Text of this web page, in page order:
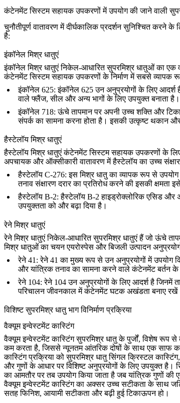
कंटेनमेंट सिस्टम सहायक उपकरणों में उपयोग की जाने वाली
चुनौतीपूर्ण वातावरण में दीर्घकालिक प्रदर्शन सुनिश्चित
है:
इंकॉनेल मिश्र धातुएं
इंकॉनेल मिश्र धातुएंनिकेल-आधारित सुपरमिश्र धातुओं का एक
कंटेनमेंट सिस्टम सहायक उपकरणों के निर्माण में सबसे व्यापक
इंकॉनेल 625: इंकॉनेल 625 उन अनुप्रयोगों के लिए आदर्श
वाले फ्लैंज, सील और अन्य भागों के लिए उपयुक्त बनाता है।
इंकॉनेल 718: ऊंचे तापमान पर अपनी उच्च शक्ति और
संपर्क का सामना करना होता है। इसकी उत्कृष्ट थकान
हैस्टेलॉय मिश्र धातुएं
हैस्टेलॉय मिश्र धातुएंकंटेनमेंट सिस्टम सहायक उपकरणों के लिए
अपचायक और ऑक्सीकारी वातावरण में हैस्टेलॉय का उच्च
हैस्टेलॉय C-276: इस मिश्र धातु का व्यापक रूप से
तनाव संक्षारण दरार का प्रतिरोध करने की इसकी
हैस्टेलॉय B-2: हैस्टेलॉय B-2 हाइड्रोक्लोरिक एसिड और
उपयुक्तता को और बढ़ा दिया है।
रेने मिश्र धातुएं
रेने मिश्र धातुएंनिकेल-आधारित सुपरमिश्र धातुएं हैं जो ऊंचे
मिश्र धातुओं का चयन एयरोस्पेस और बिजली उत्पादन
रेने 41 : रेने 41 का मुख्य रूप से उन अनुप्रयोगों में उपयोग
और यांत्रिक तनाव का सामना करने वाले कंटेनमेंट बर्तन के
रेने 104: रेने 104 उन अनुप्रयोगों के लिए आदर्श है जिनमें
परिचालन जीवनकाल में कंटेनमेंट घटक अखंडता बनाए
विशिष्ट सुपरमिश्र धातु भाग विनिर्माण प्रक्रिया
वैक्यूम इन्वेस्टमेंट कास्टिंग
वैक्यूम इन्वेस्टमेंट कास्टिंगसुपरमिश्र धातु के पुर्जों, विशेष रूप
कम करता है, जिससे न्यूनतम आंतरिक दोषों के साथ एक साफ
कास्टिंग प्रक्रिया कोसुपरमिश्र धातु सिंगल क्रिस्टल कास्टिंग
और गुणों के आधार पर विशिष्ट अनुप्रयोगों के लिए उपयुक्त है।
का आमतौर पर तब उपयोग किया जाता है जब यांत्रिक गुणों
वैक्यूम इन्वेस्टमेंट कास्टिंग का अक्सर उच्च सटीकता के साथ
सतह फिनिश, आयामी सटीकता और बढ़ी हुई टिकाऊपन हो।